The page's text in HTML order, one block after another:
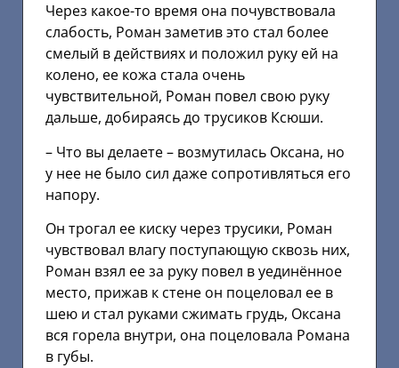
Через какое-то время она почувствовала
слабость, Роман заметив это стал более
смелый в действиях и положил руку ей на
колено, ее кожа стала очень
чувствительной, Роман повел свою руку
дальше, добираясь до трусиков Ксюши.
– Что вы делаете – возмутилась Оксана, но
у нее не было сил даже сопротивляться его
напору.
Он трогал ее киску через трусики, Роман
чувствовал влагу поступающую сквозь них,
Роман взял ее за руку повел в уединённое
место, прижав к стене он поцеловал ее в
шею и стал руками сжимать грудь, Оксана
вся горела внутри, она поцеловала Романа
в губы.